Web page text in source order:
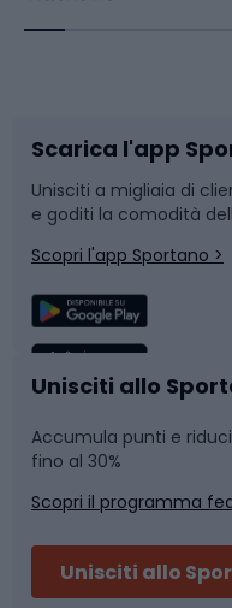
Bushcraft
Corsa
Sport di squadra
Caschi da ciclismo
Skitouring
Slitte e slittini
Snowboard
Camminata nordica
Nuoto
Pattinaggio
Scarica l'app
Unisciti a migliaia di
e goditi la comodità
Scopri l'app Sportano >
Unisciti allo
Accumula punti e
fino al 30%
Scopri il programma
Unisciti allo